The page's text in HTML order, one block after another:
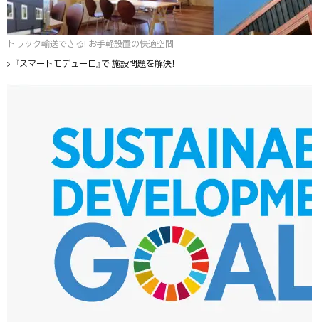
トラック輸送できる! お手軽設置の快適空間
『スマートモデューロ』で 施設問題を解決！